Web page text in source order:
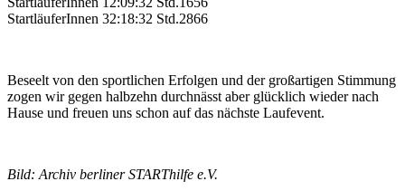
StartläuferInnen 32:18:32 Std.2866
Beseelt von den sportlichen Erfolgen und der großartigen Stimmung
zogen wir gegen halbzehn durchnässt aber glücklich wieder nach
Hause und freuen uns schon auf das nächste Laufevent.
Bild: Archiv berliner STARThilfe e.V.